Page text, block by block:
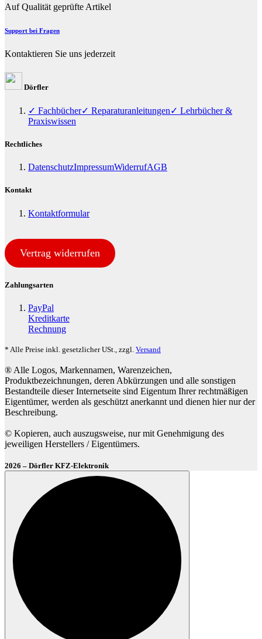
Auf Qualität geprüfte Artikel
Support bei Fragen
Kontaktieren Sie uns jederzeit
Dörfler
✓ Fachbücher✓ Reparaturanleitungen✓ Lehrbücher &
Praxiswissen
Rechtliches
DatenschutzImpressumWiderrufAGB
Kontakt
Kontaktformular
Vertrag widerrufen
Zahlungsarten
PayPal
Kreditkarte
Rechnung
* Alle Preise inkl. gesetzlicher USt., zzgl. Versand
® Alle Logos, Markennamen, Warenzeichen,
Produktbezeichnungen, deren Abkürzungen und alle sonstigen
Bestandteile dieser Internetseite sind Eigentum Ihrer rechtmäßigen
Eigentümer, werden als geschützt anerkannt und dienen hier nur der
Beschreibung.
© Kopieren, auch auszugsweise, nur mit Genehmigung des
jeweiligen Herstellers / Eigentümers.
2026 – Dörfler KFZ-Elektronik